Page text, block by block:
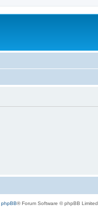
phpBB® Forum Software © phpBB Limited